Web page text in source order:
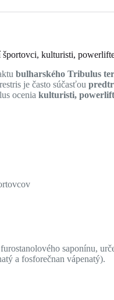
kulturisti,
bulharského Tribulus
je často súčasťou
ocenia kulturisti,
saponínu,
a fosforečnan vápenatý).